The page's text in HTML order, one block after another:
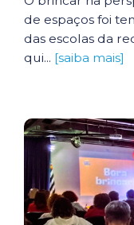
de espaços foi
das escolas da
qui... [saiba mais]